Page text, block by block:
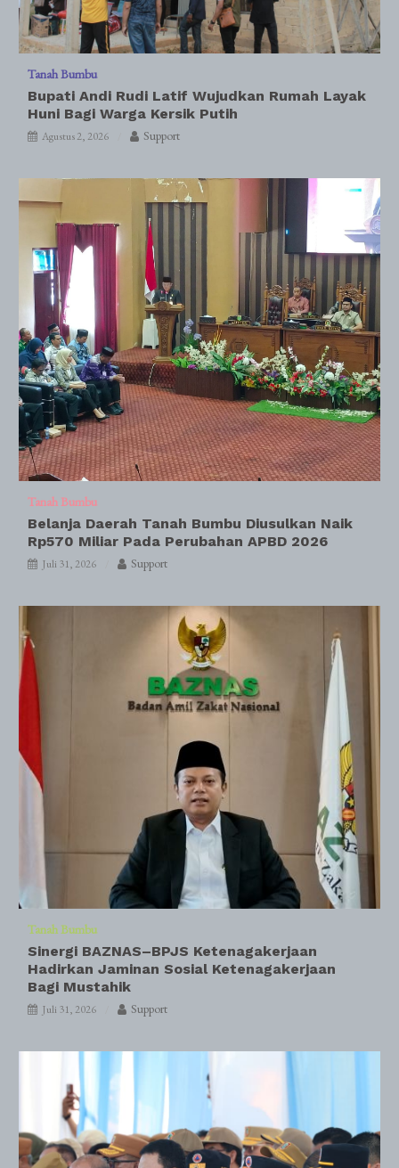
Tanah Bumbu
Bupati Andi Rudi Latif Wujudkan Rumah Layak
Huni Bagi Warga Kersik Putih
Agustus 2, 2026 Support
Tanah Bumbu
Belanja Daerah Tanah Bumbu Diusulkan Naik
Rp570 Miliar Pada Perubahan APBD 2026
Juli 31, 2026 Support
Tanah Bumbu
Sinergi BAZNAS–BPJS Ketenagakerjaan
Hadirkan Jaminan Sosial Ketenagakerjaan
Bagi Mustahik
Juli 31, 2026 Support